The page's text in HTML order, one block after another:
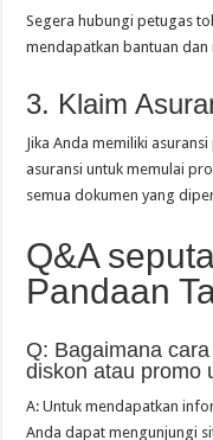
Segera hubungi petugas
mendapatkan bantuan
3. Klaim
Jika Anda memiliki
asuransi untuk memulai
semua dokumen yang
Q&A
Pandaan
Q: Bagaimana
diskon atau promo
A: Untuk mendapatkan
Anda dapat mengunjungi